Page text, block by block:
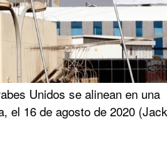
Unidos se alinean en una
el 16 de agosto de 2020 (Jack